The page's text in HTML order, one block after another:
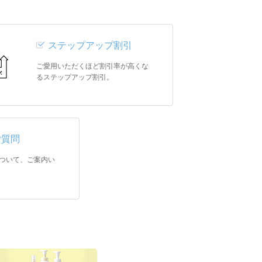
ステップアップ割引
ご愛用いただくほど割引率が高くな
るステップアップ割引。
問
いて、ご案内い